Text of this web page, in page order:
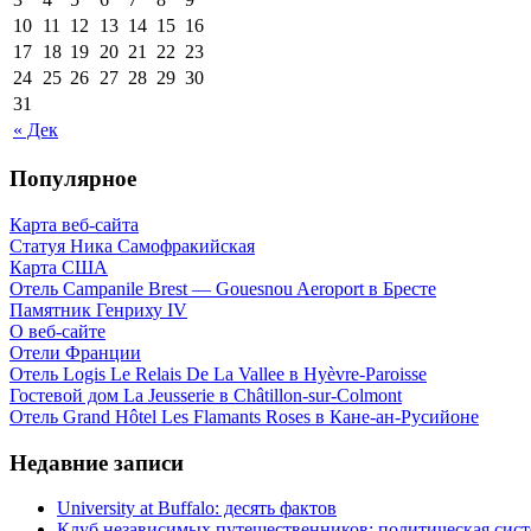
« Дек
10 11 12 13 14 15 16
17 18 19 20 21 22 23
24 25 26 27 28 29 30
31
Популярное
Карта веб-сайта
Статуя Ника Самофракийская
Карта США
Отель Campanile Brest — Gouesnou Aeroport в Бресте
Памятник Генриху IV
О веб-сайте
Отели Франции
Отель Logis Le Relais De La Vallee в Hyèvre-Paroisse
Гостевой дом La Jeusserie в Châtillon-sur-Colmont
Отель Grand Hôtel Les Flamants Roses в Кане-ан-Русийоне
Недавние записи
University at Buffalo: десять фактов